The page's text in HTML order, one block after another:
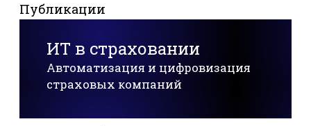
Публикации
ИТ в страховании
Автоматизация и цифровизация
страховых компаний